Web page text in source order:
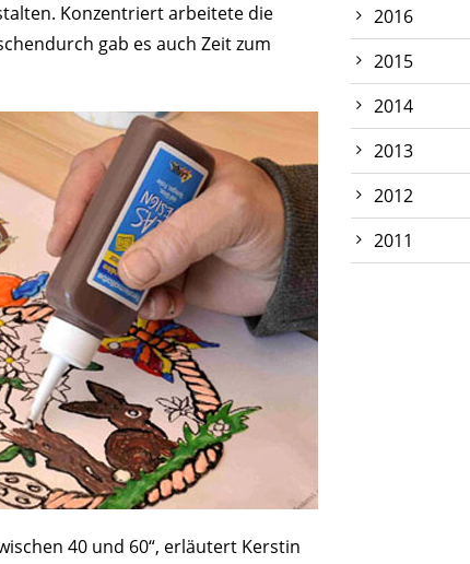
Konzentriert arbeitete die
gab es auch Zeit zum
40 und 60“, erläutert Kerstin
2016
2015
2014
2013
2012
2011